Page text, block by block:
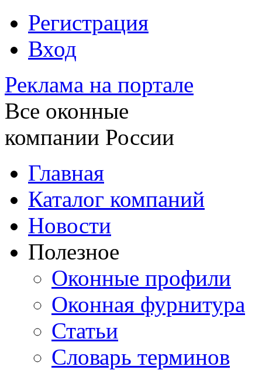
Регистрация
Вход
Реклама на портале
Все оконные
компании России
Главная
Каталог компаний
Новости
Полезное
Оконные профили
Оконная фурнитура
Статьи
Словарь терминов